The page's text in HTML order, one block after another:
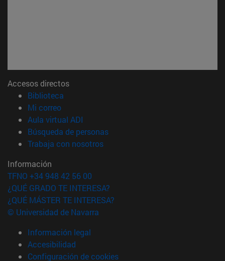
Accesos directos
Biblioteca
Mi correo(abre en nueva ventana)
Aula virtual ADI
Búsqueda de personas(abre en nueva ventana)
Trabaja con nosotros(abre en nueva ventana)
Información
TFNO +34 948 42 56 00
¿QUÉ GRADO TE INTERESA?
¿QUÉ MÁSTER TE INTERESA?
© Universidad de Navarra
Información legal
Accesibilidad
Configuración de cookies